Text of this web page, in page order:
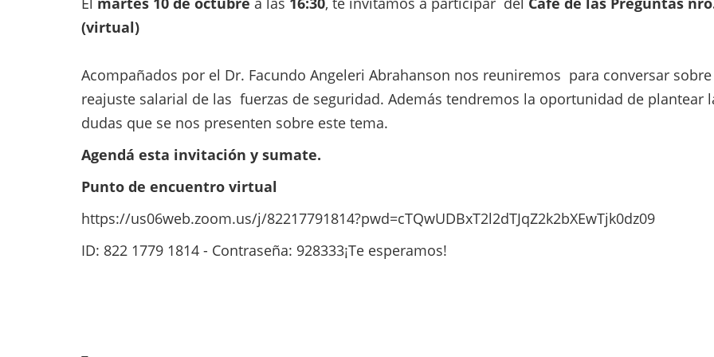
(virtual)
Acompañados por el Dr. Facundo Angeleri Abrahanson nos reuniremos para conversar sobre
reajuste salarial de las fuerzas de seguridad. Además tendremos la oportunidad de plantear
dudas que se nos presenten sobre este tema.
Agendá esta invitación y sumate.
Punto de encuentro virtual
https://us06web.zoom.us/j/82217791814?pwd=cTQwUDBxT2l2dTJqZ2k2bXEwTjk0dz09
ID: 822 1779 1814 - Contraseña: 928333¡Te esperamos!